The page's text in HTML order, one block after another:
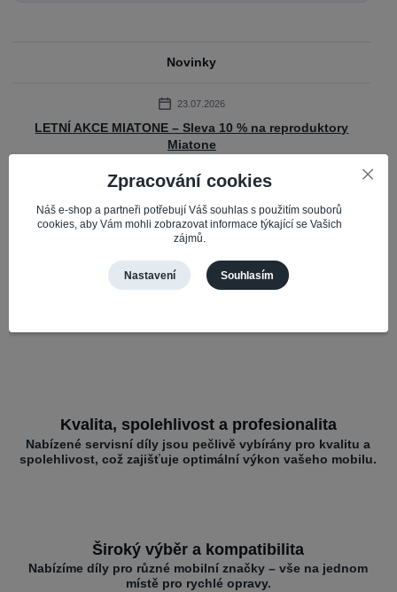
Novinky
23.07.2026
LETNÍ AKCE MIATONE – Sleva 10 % na reproduktory
Miatone
Připravili jsme pro vás časově omezenou akci na oblíbené Bluetooth
reproduktory Miatone. Do 31. 7. 2026 získáte slevu 10 % na vybrané
reproduktory Mi...číst celé
Zobrazit všechny novinky
Kvalita, spolehlivost a profesionalita
Nabízené servisní díly jsou pečlivě vybírány pro kvalitu a
spolehlivost, což zajišťuje optimální výkon vašeho mobilu.
Široký výběr a kompatibilita
Nabízíme díly pro různé mobilní značky – vše na jednom
místě pro rychlé opravy.
Zpracování cookies
Náš e-shop a partneři potřebují Váš souhlas s použitím souborů
cookies, aby Vám mohli zobrazovat informace týkající se Vašich
zájmů.
Nastavení Souhlasím